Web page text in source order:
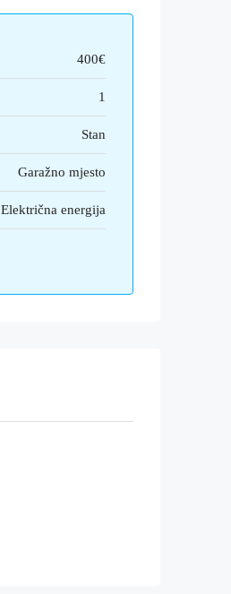
400€
1
Stan
Garažno mjesto
Električna energija